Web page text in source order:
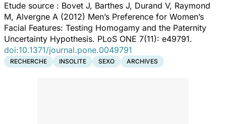
Etude source : Bovet J, Barthes J, Durand V, Raymond
M, Alvergne A (2012) Men’s Preference for Women’s
Facial Features: Testing Homogamy and the Paternity
Uncertainty Hypothesis. PLoS ONE 7(11): e49791.
doi:10.1371/journal.pone.0049791
RECHERCHE INSOLITE SEXO ARCHIVES